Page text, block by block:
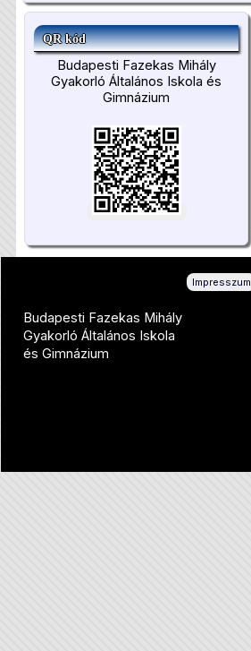
QR kód
Budapesti Fazekas Mihály
Gyakorló Általános Iskola és
Gimnázium
Impresszum
Budapesti Fazekas Mihály
Gyakorló Általános Iskola
és Gimnázium